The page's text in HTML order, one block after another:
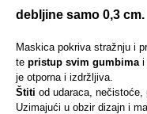
debljine samo 0,3 cm.
Maskica pokriva stražnju i
te pristup svim gumbimai
je otporna i izdržljiva.
Štiti od udaraca, nečistoće,
Uzimajući u obzir dizajn i
Sleng
Univerzalne futrole i
maskice